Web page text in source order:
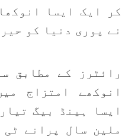
کر ایک ایسا
نے پوری دنیا کو
رائٹرز کے مطابق
انوکھے امتزاج
ملین سال پرانے